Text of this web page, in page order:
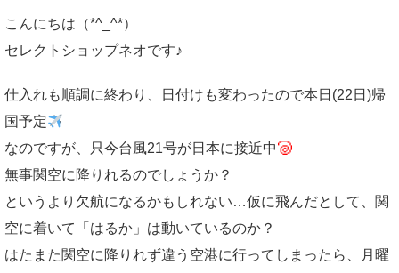
こんにちは（*^_^*）
セレクトショップネオです♪
仕入れも順調に終わり、日付けも変わったので本日(22日)帰
国予定
なのですが、只今台風21号が日本に接近中
無事関空に降りれるのでしょうか？
というより欠航になるかもしれない…仮に飛んだとして、関
空に着いて「はるか」は動いているのか？
はたまた関空に降りれず違う空港に行ってしまったら、月曜